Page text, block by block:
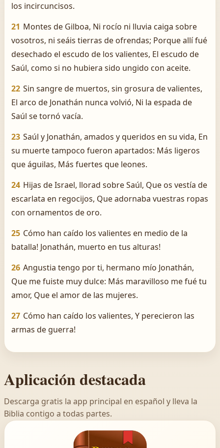
los incircuncisos.
21 Montes de Gilboa, Ni rocío ni lluvia caiga sobre
vosotros, ni seáis tierras de ofrendas; Porque allí fué
desechado el escudo de los valientes, El escudo de
Saúl, como si no hubiera sido ungido con aceite.
22 Sin sangre de muertos, sin grosura de valientes,
El arco de Jonathán nunca volvió, Ni la espada de
Saúl se tornó vacía.
23 Saúl y Jonathán, amados y queridos en su vida, En
su muerte tampoco fueron apartados: Más ligeros
que águilas, Más fuertes que leones.
24 Hijas de Israel, llorad sobre Saúl, Que os vestía de
escarlata en regocijos, Que adornaba vuestras ropas
con ornamentos de oro.
25 Cómo han caído los valientes en medio de la
batalla! ­Jonathán, muerto en tus alturas!
26 Angustia tengo por ti, hermano mío Jonathán,
Que me fuiste muy dulce: Más maravilloso me fué tu
amor, Que el amor de las mujeres.
27 Cómo han caído los valientes, Y perecieron las
armas de guerra!
Aplicación destacada
Descarga gratis la app principal en español y lleva la
Biblia contigo a todas partes.